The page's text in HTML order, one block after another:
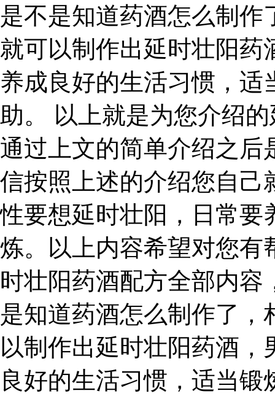
是不是知道药酒怎么制
就可以制作出延时壮阳药
养成良好的生活习惯，
助。 以上就是为您介绍
通过上文的简单介绍之后
信按照上述的介绍您自己
性要想延时壮阳，日常要
炼。以上内容希望对您有
时壮阳药酒配方全部内
是知道药酒怎么制作了
以制作出延时壮阳药酒
良好的生活习惯，适当